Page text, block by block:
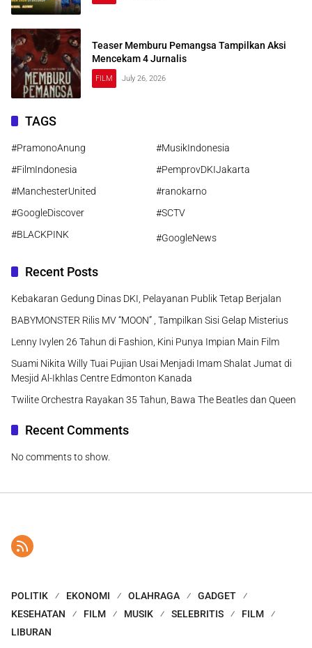
Teaser Memburu Pemangsa Tampilkan Aksi
Mencekam 4 Jurnalis
FILM July 26, 2026
TAGS
#PramonoAnung
#MusikIndonesia
#FilmIndonesia
#PemprovDKIJakarta
#ManchesterUnited
#ranokarno
#GoogleDiscover
#SCTV
#BLACKPINK
#GoogleNews
Recent Posts
Kebakaran Gedung Dinas DKI, Pelayanan Publik Tetap Berjalan
BABYMONSTER Rilis MV “MOON” , Tampilkan Sisi Gelap Misterius
Lenny Ivylen 26 Tahun di Fashion, Kini Punya Impian Main Film
Suami Nikita Willy Tuai Pujian Usai Menjadi Imam Shalat Jumat di
Mesjid Al-Ikhlas Centre Edmonton Kanada
Twilite Orchestra Rayakan 35 Tahun, Bawa The Beatles dan Queen
Recent Comments
No comments to show.
POLITIK EKONOMI OLAHRAGA
GADGET
KESEHATAN
FILM MUSIK SELEBRITIS
FILM
LIBURAN